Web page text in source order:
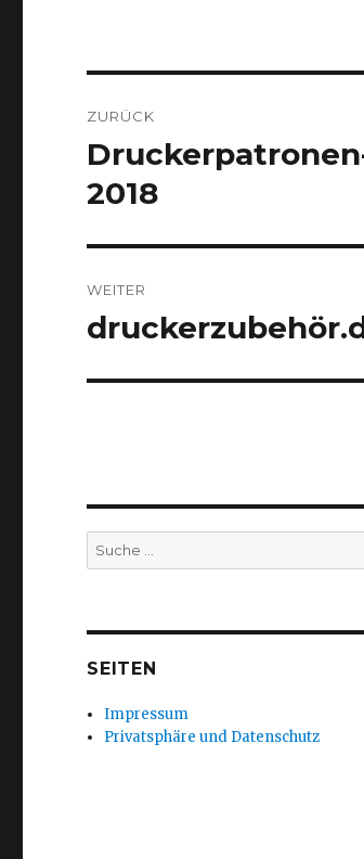
ZURÜCK
Vorheriger
Beitrag:
2018
WEITER
Nächster
Suche
nach:
SEITEN
Impressum
Privatsphäre und Datenschutz